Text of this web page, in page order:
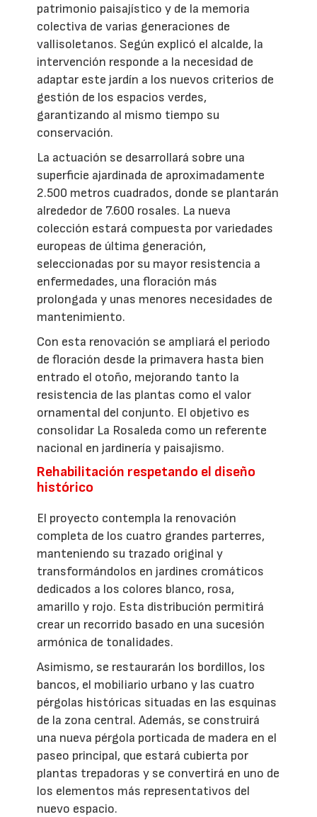
patrimonio paisajístico y de la memoria
colectiva de varias generaciones de
vallisoletanos. Según explicó el alcalde, la
intervención responde a la necesidad de
adaptar este jardín a los nuevos criterios de
gestión de los espacios verdes,
garantizando al mismo tiempo su
conservación.
La actuación se desarrollará sobre una
superficie ajardinada de aproximadamente
2.500 metros cuadrados, donde se plantarán
alrededor de 7.600 rosales. La nueva
colección estará compuesta por variedades
europeas de última generación,
seleccionadas por su mayor resistencia a
enfermedades, una floración más
prolongada y unas menores necesidades de
mantenimiento.
Con esta renovación se ampliará el periodo
de floración desde la primavera hasta bien
entrado el otoño, mejorando tanto la
resistencia de las plantas como el valor
ornamental del conjunto. El objetivo es
consolidar La Rosaleda como un referente
nacional en jardinería y paisajismo.
Rehabilitación respetando el diseño
histórico
El proyecto contempla la renovación
completa de los cuatro grandes parterres,
manteniendo su trazado original y
transformándolos en jardines cromáticos
dedicados a los colores blanco, rosa,
amarillo y rojo. Esta distribución permitirá
crear un recorrido basado en una sucesión
armónica de tonalidades.
Asimismo, se restaurarán los bordillos, los
bancos, el mobiliario urbano y las cuatro
pérgolas históricas situadas en las esquinas
de la zona central. Además, se construirá
una nueva pérgola porticada de madera en el
paseo principal, que estará cubierta por
plantas trepadoras y se convertirá en uno de
los elementos más representativos del
nuevo espacio.